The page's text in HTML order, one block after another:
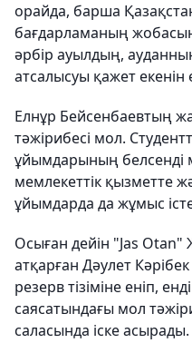
орайда, барша
бағдарламаның
әрбір ауылдың,
атсалысуы қажет екенін
Елнұр Бейсенбаевтың
тәжірибесі мол.
ұйымдарының белсенді
мемлекеттік қызметте
ұйымдарда да жұмыс
Осыған дейін "Jas
атқарған Дәулет
резерв тізіміне еніп,
саясатындағы мол
саласында іске асырады.